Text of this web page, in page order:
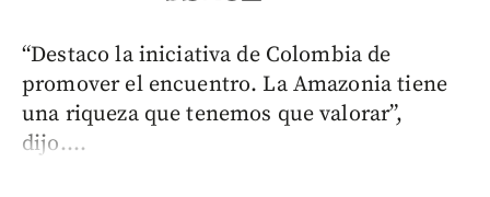
“Destaco la iniciativa de Colombia de
promover el encuentro. La Amazonia tiene
una riqueza que tenemos que valorar”,
dijo....